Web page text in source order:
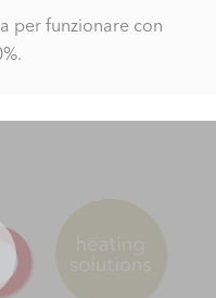
per funzionare con